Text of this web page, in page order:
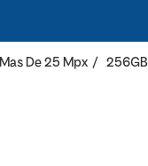
Mas De 25 Mpx 256GB